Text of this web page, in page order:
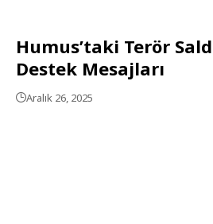
Humus’taki Terör
Destek Mesajları
Aralık 26, 2025